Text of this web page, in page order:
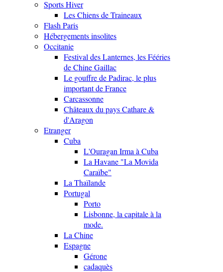
Sports Hiver
Les Chiens de Traineaux
Flash Paris
Hébergements insolites
Occitanie
Festival des Lanternes, les Fééries
de Chine Gaillac
Le gouffre de Padirac, le plus
important de France
Carcassonne
Châteaux du pays Cathare &
d'Aragon
Etranger
Cuba
L'Ouragan Irma à Cuba
La Havane "La Movida
Caraïbe"
La Thaïlande
Portugal
Porto
Lisbonne, la capitale à la
mode.
La Chine
Espagne
Gérone
cadaquès